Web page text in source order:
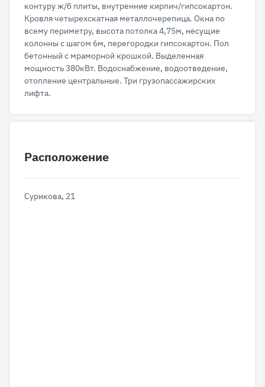
контуру ж/б плиты, внутренние кирпич/гипсокартон.
Кровля четырехскатная металлочерепица. Окна по
всему периметру, высота потолка 4,75м, несущие
колонны с шагом 6м, перегородки гипсокартон. Пол
бетонный с мраморной крошкой. Выделенная
мощность 380кВт. Водоснабжение, водоотведение,
отопление центральные. Три грузопассажирских
лифта.
Расположение
Сурикова, 21